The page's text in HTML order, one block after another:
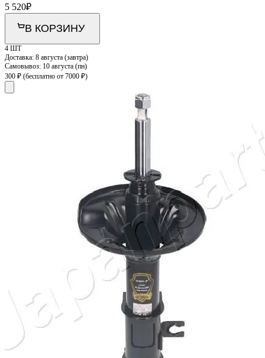
5 520₽
В КОРЗИНУ
4 ШТ
Доставка: 8 августа (завтра)
Самовывоз: 10 августа (пн)
300 ₽ (бесплатно от 7000 ₽)